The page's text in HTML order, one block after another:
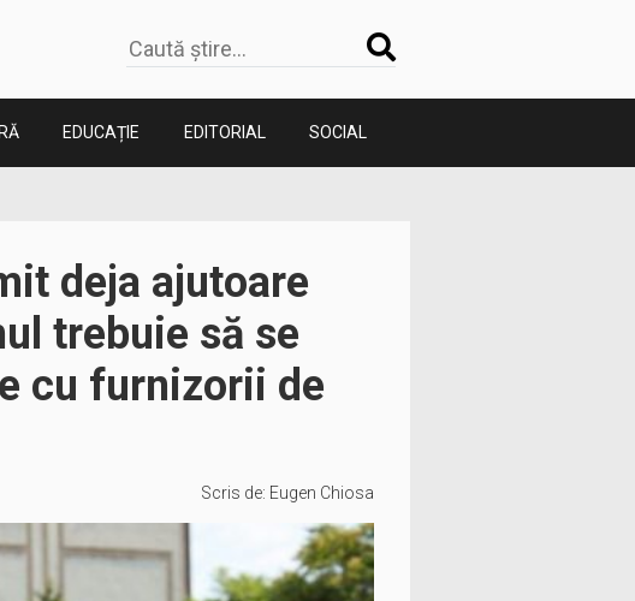
EDUCAȚIE EDITORIAL SOCIAL
deja ajutoare
trebuie să se
cu furnizorii de
Scris de: Eugen Chiosa